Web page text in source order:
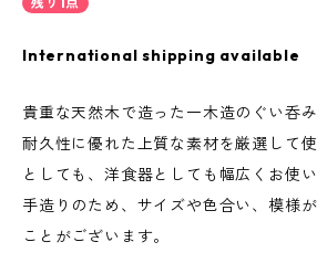
International shipping available
貴重な天然木で造った一木造のぐい呑み
耐久性に優れた上質な素材を厳選して
としても、洋食器としても幅広くお使い
手造りのため、サイズや色合い、模様
ことがございます。